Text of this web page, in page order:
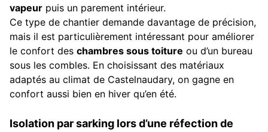
vapeur puis un parement intérieur.
Ce type de chantier demande davantage de précision,
mais il est particulièrement intéressant pour améliorer
le confort des chambres sous toiture ou d’un bureau
sous les combles. En choisissant des matériaux
adaptés au climat de Castelnaudary, on gagne en
confort aussi bien en hiver qu’en été.
Isolation par sarking lors d’une réfection de